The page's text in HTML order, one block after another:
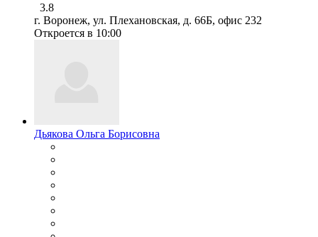
3.8
г. Воронеж, ул. Плехановская, д. 66Б, офис 232
Откроется в 10:00
Дьякова Ольга Борисовна